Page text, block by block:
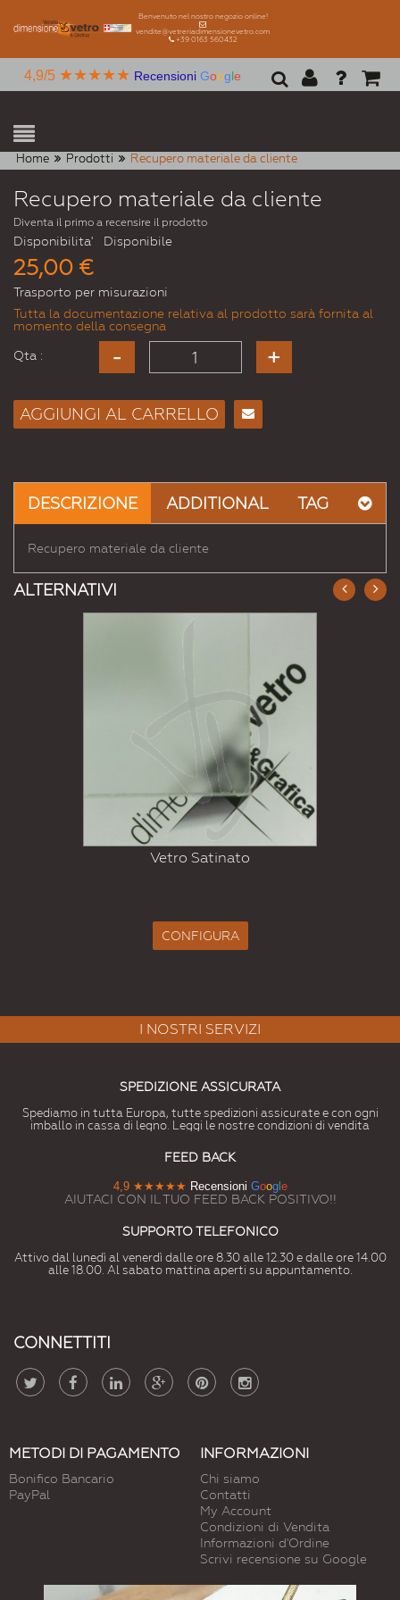
Benvenuto nel nostro negozio online!
vendite@vetreriadimensionevetro.com
+39 0163 560432
4,9/5 ★★★★★ Recensioni Google
Home Prodotti Recupero materiale da cliente
Recupero materiale da cliente
Diventa il primo a recensire il prodotto
Disponibilita' Disponibile
25,00 €
Trasporto per misurazioni
Tutta la documentazione relativa al prodotto sarà fornita al
momento della consegna
Qta :
AGGIUNGI AL CARRELLO
Amico
DESCRIZIONE ADDITIONAL TAG
Recupero materiale da cliente
ALTERNATIVI
Vetro Satinato
CONFIGURA
I NOSTRI SERVIZI
SPEDIZIONE ASSICURATA
Spediamo in tutta Europa, tutte spedizioni assicurate e con ogni
imballo in cassa di legno. Leggi le nostre condizioni di vendita
FEED BACK
4,9 ★★★★★ Recensioni Googl e
AIUTACI CON IL TUO FEED BACK POSITIVO!!
SUPPORTO TELEFONICO
Attivo dal lunedì al venerdì dalle ore 8.30 alle 12.30 e dalle ore 14.00
alle 18.00. Al sabato mattina aperti su appuntamento.
CONNETTITI
METODI DI PAGAMENTO
Bonifico Bancario
PayPal
INFORMAZIONI
Chi siamo
Contatti
My Account
Condizioni di Vendita
Informazioni d'Ordine
Scrivi recensione su Google